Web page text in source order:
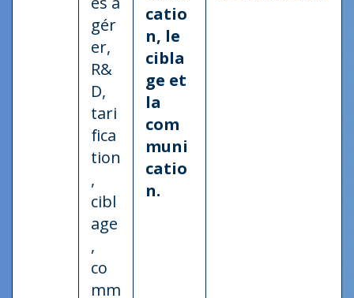
gér
er,
R&
D,
tari
fica
tion
,
cibl
age
,
co
mm
catio
n, le
cibla
ge et
la
com
muni
catio
n.